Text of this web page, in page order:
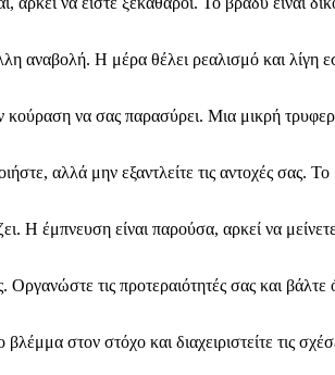
αναβολή. Η μέρα θέλει ρεαλισμό και λίγη
να σας παρασύρει. Μια μικρή τρυφερή
αλλά μην εξαντλείτε τις αντοχές σας.
Η έμπνευση είναι παρούσα, αρκεί να
τις προτεραιότητές σας και
στον στόχο και διαχειριστείτε τις